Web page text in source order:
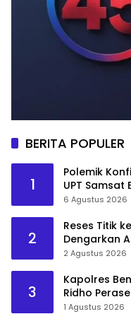
BERITA POPULER
1
Polemik
UPT Samsat
6 Agustus 2026
2
Reses Titik
Dengarkan
2 Agustus 2026
3
Kapolres
Ridho
1 Agustus 2026